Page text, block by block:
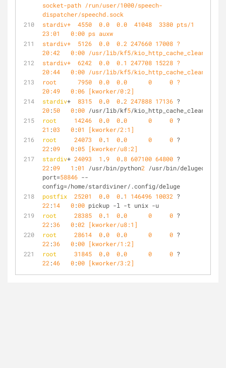
socket-path /run/user/1000/speech-
dispatcher/speechd.sock
stardiv+  4550  0.0  0.0  41048  3380 pts/1    R+
23:01   0:00 ps auxw
stardiv+  5126  0.0  0.2 247660 17008 ?        Sl
20:42   0:00 /usr/lib/kf5/kio_http_cache_cleaner
stardiv+  6242  0.0  0.1 247708 15228 ?        Sl
20:44   0:00 /usr/lib/kf5/kio_http_cache_cleaner
root      7950  0.0  0.0      0     0 ?        S
20:49   0:06 [kworker/0:2]
stardiv+ 8315 0.0 0.2 247888 17136
20:50 0:00 /usr/lib/kf5/kio_http_cache_cleaner
root
14246 0.0 0.0 0 0
21 :03 0:01
[kworker/2:1]
root
24073 0.1 0.0 0 0
22 :09 0:05 [kworker/u8:2]
stardiv+ 24093 1 .9 0.8 607100 64800
22 :09 1 :01 /usr/bin/python2 /usr/bin/deluged --
port=58846 --
config=/home/stardiviner/.config/deluge
postfix
25201 0.0 0.1 146496 10032
22 :14 0:00 pickup -l -t unix -u
root
28385 0.1 0.0 0 0
22 :36 0:02 [kworker/u8:1]
root
28614 0.0 0.0 0 0
22 :36 0:00 [kworker/1:2]
root
31845 0.0 0.0 0 0
22 :46 0:00 [kworker/3:2]